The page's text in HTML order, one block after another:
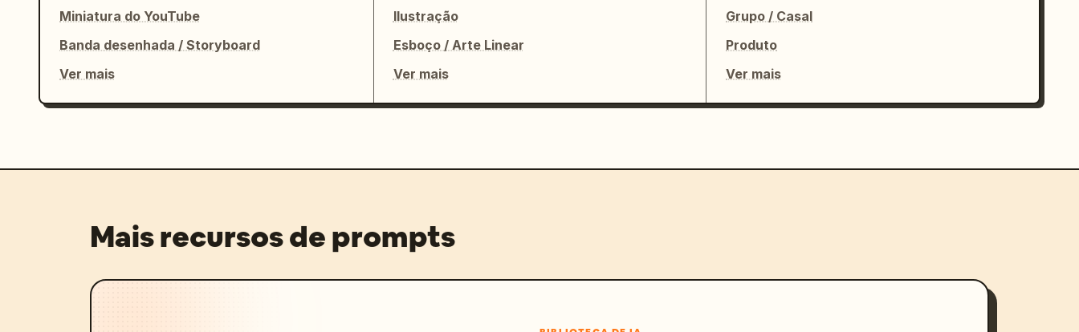
Miniatura do YouTube
Banda desenhada / Storyboard
Ver mais
Ilustração
Esboço / Arte Linear
Ver mais
Grupo / Casal
Produto
Ver mais
Mais recursos de prompts